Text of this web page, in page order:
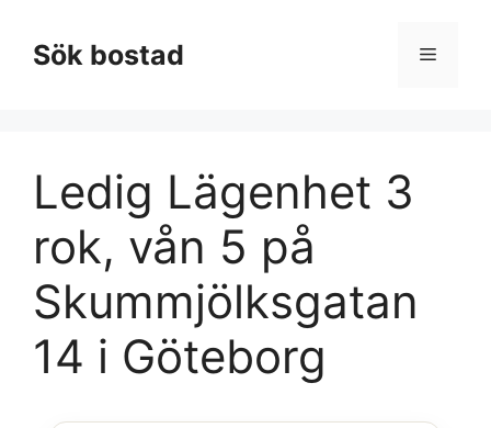
innehållSök bostad Meny
Ledig Lägenhet 3
rok, vån 5 på
Skummjölksgatan
14 i Göteborg